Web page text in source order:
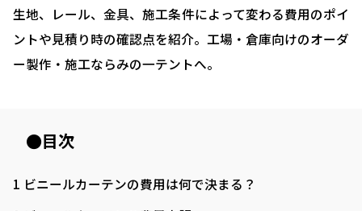
生地、レール、金具、施工条件によって変わる費用のポイ
ントや見積り時の確認点を紹介。工場・倉庫向けのオーダ
ー製作・施工ならみの一テントへ。
●目次
1 ビニールカーテンの費用は何で決まる？